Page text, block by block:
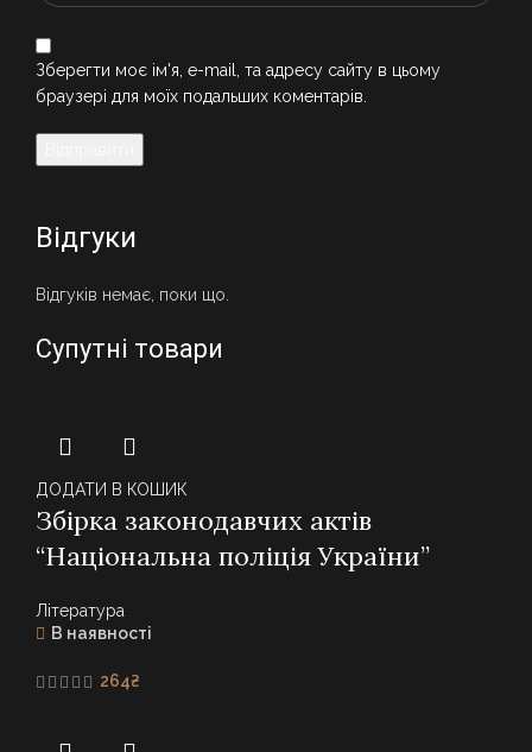
Відгуки
Відгуків немає, поки що.
Зберегти моє ім'я, e-mail, та адресу сайту в цьому
браузері для моїх подальших коментарів.
Супутні товари
ДОДАТИ В КОШИК
Збірка законодавчих актів
“Національна поліція України”
Література
В наявності
264₴